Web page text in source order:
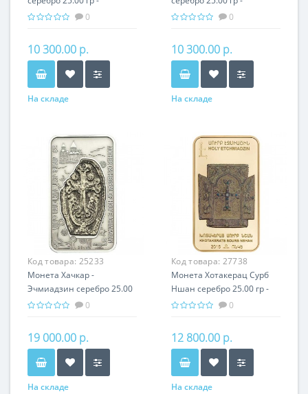
православный подарок
0
10 300.00 р.
На складе
православный подарок
0
10 300.00 р.
На складе
Код товара: 25233
Монета Хачкар -
Эчмиадзин серебро 25.00
гр - православный
0
19 000.00 р.
На складе
Код товара: 27738
Монета Хотакерац Сурб
Ншан серебро 25.00 гр -
православный подарок
0
12 800.00 р.
На складе